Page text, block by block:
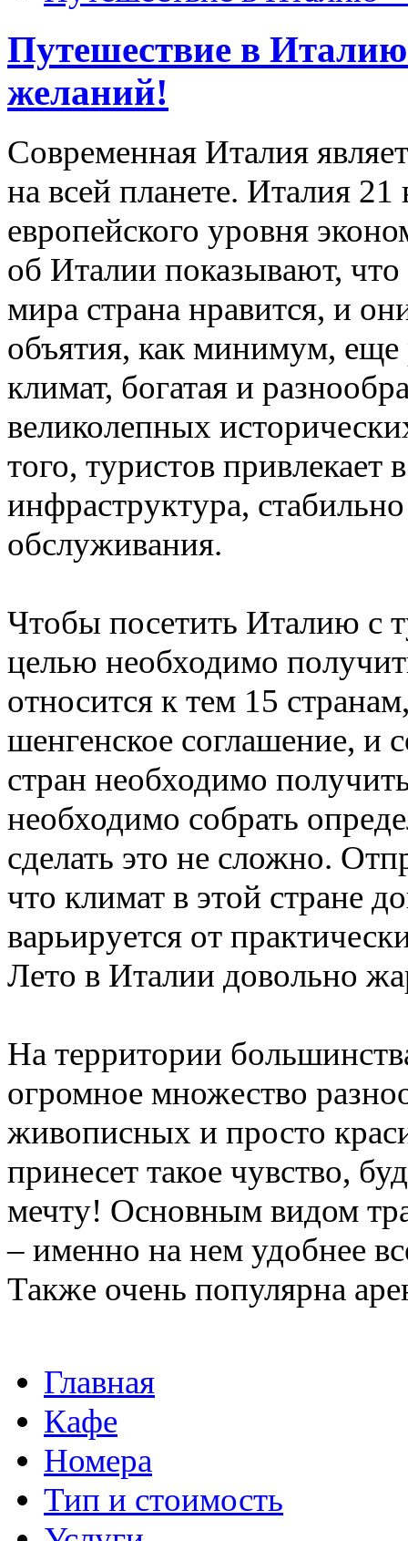
Путешествие в
желаний!
Современная Италия
на всей планете. Италия
европейского уровня
об Италии показывают,
мира страна нравится, и
объятия, как минимум,
климат, богатая и
великолепных
того, туристов привлекает
инфраструктура,
обслуживания.
Чтобы посетить Италию с
целью необходимо
относится к тем 15
шенгенское соглашение, и
стран необходимо
необходимо собрать
сделать это не сложно.
что климат в этой стране
варьируется от
Лето в Италии довольно
На территории
огромное множество
живописных и просто
принесет такое чувство,
мечту! Основным видом
– именно на нем удобнее
Также очень популярна
Главная
Кафе
Номера
Тип и стоимость